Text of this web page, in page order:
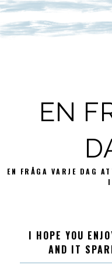
EN
EN FRÅGA VARJE DAG
I HOPE YOU
AND IT